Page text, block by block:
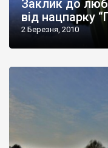
Заклик до
від нацпарку
2 Березня, 2010